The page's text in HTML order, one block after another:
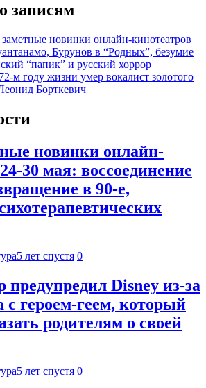
записям
новинки онлайн-кинотеатров
Бурунов в “Родных”, безумие
“папик” и русский хоррор
м году жизни умер вокалист золотого
Борткевич
новинки онлайн-
30 мая: воссоединение
в 90-е,
5 лет спустя 0
предупредил Disney из-за
героем-геем, который
родителям о своей
5 лет спустя 0